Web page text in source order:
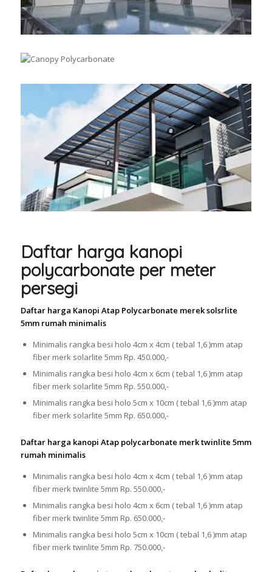
Daftar harga kanopi
polycarbonate per meter
persegi
Daftar harga Kanopi Atap Polycarbonate merek solsrlite
5mm rumah minimalis
Minimalis rangka besi holo 4cm x 4cm ( tebal 1,6 )mm atap
fiber merk solarlite 5mm Rp. 450.000,-
Minimalis rangka besi holo 4cm x 6cm ( tebal 1,6 )mm atap
fiber merk solarlite 5mm Rp. 550.000,-
Minimalis rangka besi holo 5cm x 10cm ( tebal 1,6 )mm atap
fiber merk solarlite 5mm Rp. 650.000,-
Daftar harga kanopi Atap polycarbonate merk twinlite 5mm
rumah minimalis
Minimalis rangka besi holo 4cm x 4cm ( tebal 1,6 )mm atap
fiber merk twinlite 5mm Rp. 550.000,-
Minimalis rangka besi holo 4cm x 6cm ( tebal 1,6 )mm atap
fiber merk twinlite 5mm Rp. 650.000,-
Minimalis rangka besi holo 5cm x 10cm ( tebal 1,6 )mm atap
fiber merk twinlite 5mm Rp. 750.000,-